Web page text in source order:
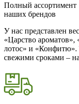
Полный ассортимент
наших брендов
У нас представлен
«Царство
лотос» и «Конфитю».
свежими сроками –